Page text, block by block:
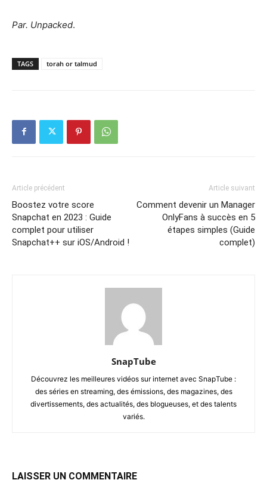
Par. Unpacked.
TAGS torah or talmud
Article précédent
Boostez votre score
Snapchat en 2023 : Guide
complet pour utiliser
Snapchat++ sur iOS/Android !
Article suivant
Comment devenir un Manager
OnlyFans à succès en 5
étapes simples (Guide
complet)
SnapTube
Découvrez les meilleures vidéos sur internet avec SnapTube :
des séries en streaming, des émissions, des magazines, des
divertissements, des actualités, des blogueuses, et des talents
variés.
LAISSER UN COMMENTAIRE